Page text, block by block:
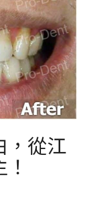
，從江